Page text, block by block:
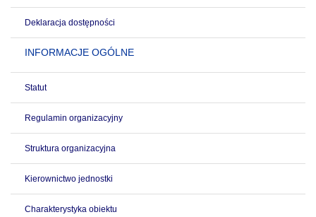
Deklaracja dostępności
INFORMACJE OGÓLNE
Statut
Regulamin organizacyjny
Struktura organizacyjna
Kierownictwo jednostki
Charakterystyka obiektu